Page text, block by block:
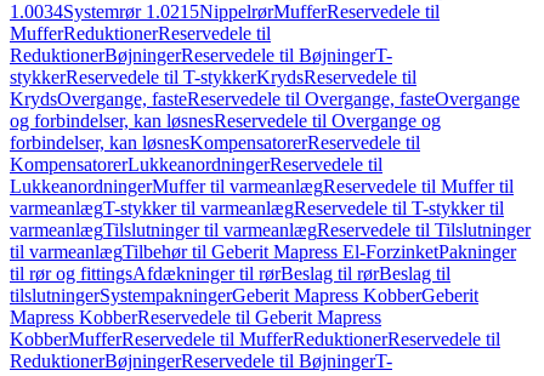
1.0034Systemrør 1.0215NippelrørMufferReservedele til
MufferReduktionerReservedele til
ReduktionerBøjningerReservedele til BøjningerT-
stykkerReservedele til T-stykkerKrydsReservedele til
KrydsOvergange, fasteReservedele til Overgange, fasteOvergange
og forbindelser, kan løsnesReservedele til Overgange og
forbindelser, kan løsnesKompensatorerReservedele til
KompensatorerLukkeanordningerReservedele til
LukkeanordningerMuffer til varmeanlægReservedele til Muffer til
varmeanlægT-stykker til varmeanlægReservedele til T-stykker til
varmeanlægTilslutninger til varmeanlægReservedele til Tilslutninger
til varmeanlægTilbehør til Geberit Mapress El-ForzinketPakninger
til rør og fittingsAfdækninger til rørBeslag til rørBeslag til
tilslutningerSystempakningerGeberit Mapress KobberGeberit
Mapress KobberReservedele til Geberit Mapress
KobberMufferReservedele til MufferReduktionerReservedele til
ReduktionerBøjningerReservedele til BøjningerT-